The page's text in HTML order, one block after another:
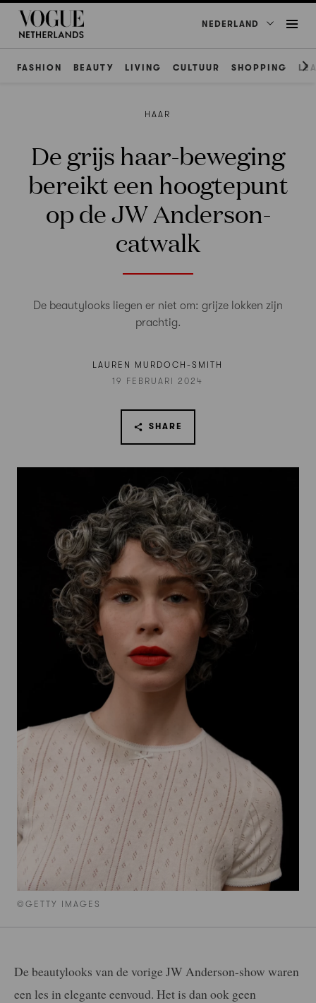
NEDERLAND
FASHION BEAUTY LIVING CULTUUR SHOPPING
©GETTY IMAGES
HAAR
De grijs haar-beweging
bereikt een hoogtepunt
op de JW Anderson-
catwalk
De beautylooks liegen er niet om: grijze lokken zijn
prachtig.
LAUREN MURDOCH-SMITH
19 FEBRUARI 2024
SHARE
De beautylooks van de vorige JW Anderson-show waren
een les in elegante eenvoud. Het is dan ook geen